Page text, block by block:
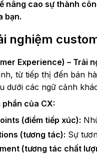
nâng cao sự thành
bạn.
nghiệm
Experience) – Trải
từ tiếp thị đến bán
dưới các ngữ cảnh
của CX:
(điểm tiếp xúc):
(tương tác): Sự
(tương tác chất